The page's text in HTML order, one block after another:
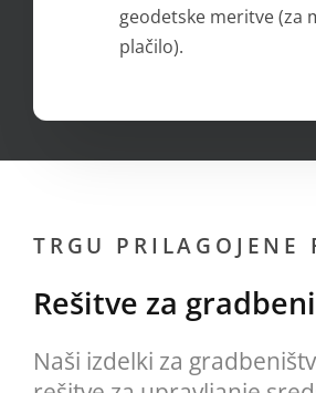
geodetske meritve (za
plačilo).
TRGU PRILAGOJENE
Rešitve za
Naši izdelki za